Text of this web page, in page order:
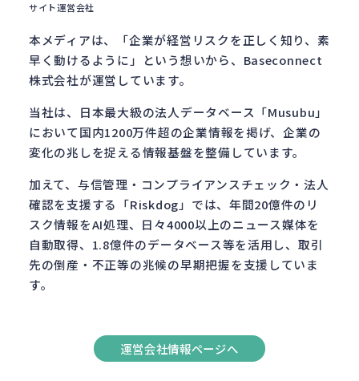
サイト運営会社
本メディアは、「企業が経営リスクを正しく知り、素
早く動けるように」という想いから、Baseconnect
株式会社が運営しています。
当社は、日本最大級の法人データベース「Musubu」
において国内1200万件超の企業情報を掲げ、企業の
変化の兆しを捉える情報基盤を整備しています。
加えて、与信管理・コンプライアンスチェック・法人
確認を支援する「Riskdog」では、年間20億件のリ
スク情報をAI処理、日々4000以上のニュース媒体を
自動取得、1.8億件のデータベース等を活用し、取引
先の倒産・不正等の兆候の早期把握を支援していま
す。
運営会社情報ページへ